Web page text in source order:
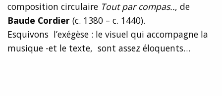
composition circulaire Tout par compas.., de
Baude Cordier (c. 1380 – c. 1440).
Esquivons l’exégèse : le visuel qui accompagne la
musique -et le texte, sont assez éloquents…